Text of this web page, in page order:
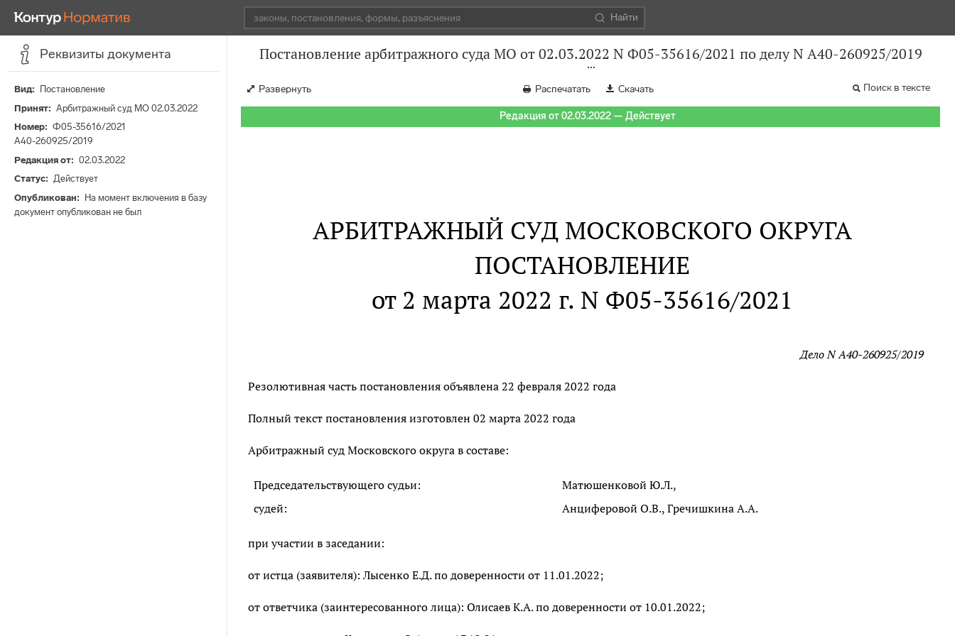
Найти
Реквизиты документа
Вид
Постановление
Принят
Арбитражный суд МО 02.03.2022
Номер
Ф05-35616/2021
А40-260925/2019
Редакция от
02.03.2022
Статус
Действует
Опубликован
На момент включения в базу
документ опубликован не был
Постановление арбитражного суда МО от 02.03.2022 N Ф05-35616/2021 по делу N А40-260925/2019
Развернуть Распечатать Скачать Поиск в тексте
Редакция от 02.03.2022 — Действует
АРБИТРАЖНЫЙ СУД МОСКОВСКОГО ОКРУГА
ПОСТАНОВЛЕНИЕ
от 2 марта 2022 г. N Ф05-35616/2021
Дело N А40-260925/2019
Резолютивная часть постановления объявлена 22 февраля 2022 года
Полный текст постановления изготовлен 02 марта 2022 года
Арбитражный суд Московского округа в составе:
Председательствующего судьи:
Матюшенковой Ю.Л.,
судей:
Анциферовой О.В., Гречишкина А.А.
при участии в заседании:
от истца (заявителя): Лысенко Е.Д. по доверенности от 11.01.2022;
от ответчика (заинтересованного лица): Олисаев К.А. по доверенности от 10.01.2022;